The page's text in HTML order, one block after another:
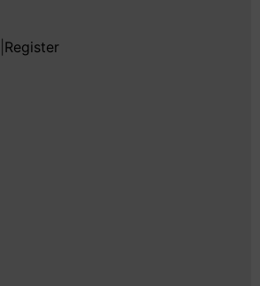
Register